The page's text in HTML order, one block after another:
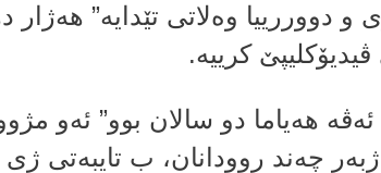
و دووررییا وه‌لاتی تێدایه‌”
کرییە.
هه‌یاما دو سالان بوو” ئه‌و
چەند روودانان، ب تایبەتی ژی